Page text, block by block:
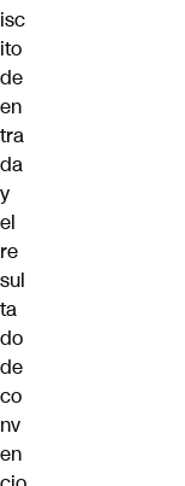
isc
ito
de
en
tra
da
y
el
re
sul
ta
do
de
co
nv
en